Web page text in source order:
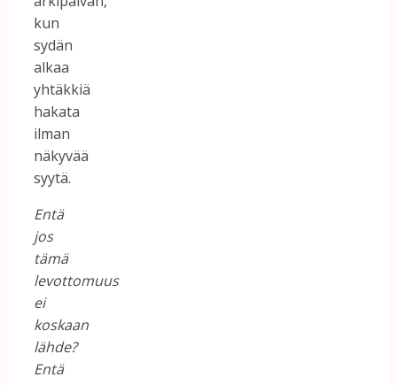
kun
sydän
alkaa
yhtäkkiä
hakata
ilman
näkyvää
syytä.
Entä
jos
tämä
levottomuus
ei
koskaan
lähde?
Entä